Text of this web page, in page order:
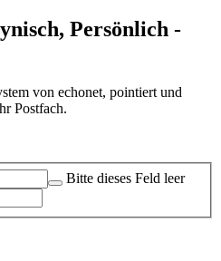
Persönlich -
von echonet, pointiert und
Postfach.
Bitte dieses Feld leer